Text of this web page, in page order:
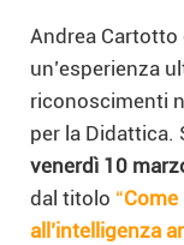
Andrea Cartotto
un’esperienza
riconoscimenti
per la Didattica.
venerdì 10
dal titolo “
all’intelligenza